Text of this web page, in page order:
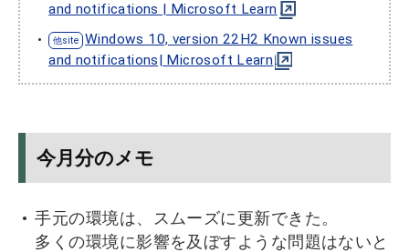
and notifications | Microsoft Learn
Windows 10, version 22H2 Known issues
and notifications| Microsoft Learn
今月分のメモ
手元の環境は、スムーズに更新できた。
多くの環境に影響を及ぼすような問題はないと